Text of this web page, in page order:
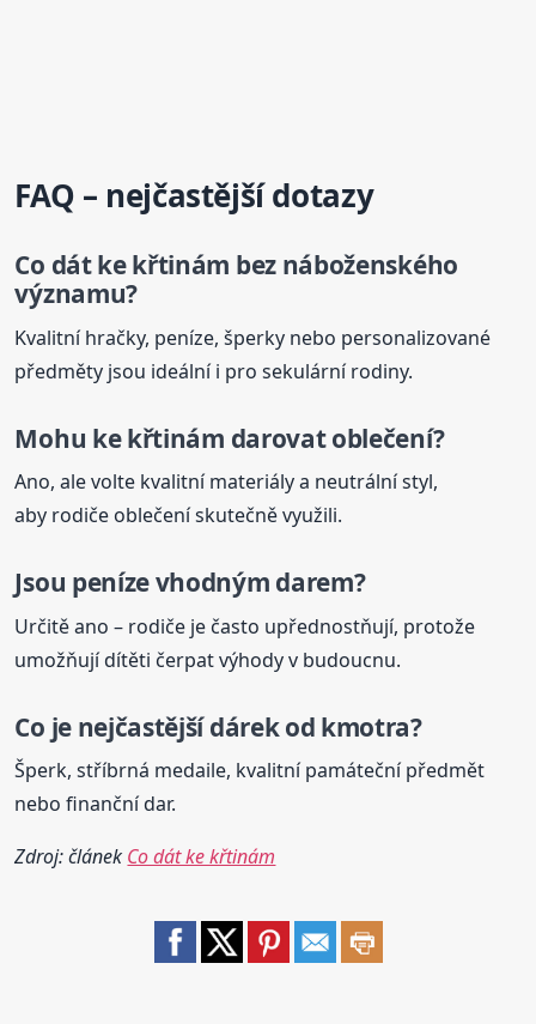
FAQ – nejčastější dotazy
Co dátke křtinám bez náboženského
významu?
Kvalitní hračky, peníze, šperky nebo personalizované
předměty jsou ideální i pro sekulární rodiny.
Mohu ke křtinám darovat oblečení?
Ano, ale volte kvalitní materiály a neutrální styl,
aby rodiče oblečení skutečně využili.
Jsou peníze vhodným darem?
Určitě ano – rodiče je často upřednostňují, protože
umožňují dítěti čerpat výhody v budoucnu.
Co je nejčastější dárek od kmotra?
Šperk, stříbrná medaile, kvalitní památeční předmět
nebo finanční dar.
Zdroj: článek Co dát ke křtinám